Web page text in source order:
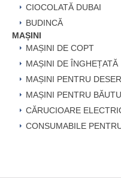
CIOCOLATĂ DUBAI
BUDINCĂ
MAȘINI
MAȘINI DE COPT
MAȘINI DE ÎNGHEȚATĂ
MAȘINI PENTRU
MAȘINI PENTRU
CĂRUCIOARE
CONSUMABILE